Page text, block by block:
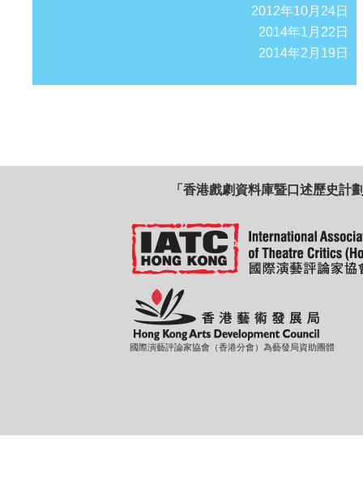
2012年10月24日
2014年1月22日
2014年2月19日
「香港戲劇資料庫暨口述歷史計
國際演藝評論家協會（香港分會）為藝發局資助團體